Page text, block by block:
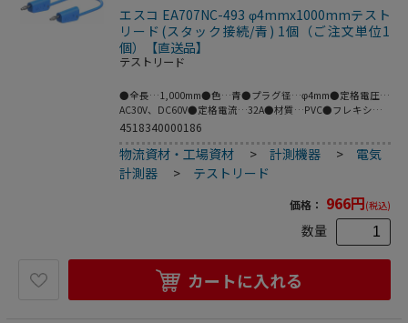
エスコ EA707NC-493 φ4mmx1000mmテスト
リード(スタック接続/青) 1個（ご注文単位1
個）【直送品】
テストリード
●全長…1,000mm●色…青●プラグ径…φ4mm●定格電圧…
AC30V、DC60V●定格電流…32A●材質…PVC●フレキシブ
ルなケーブルの両端にスタック接続可能なφ4mmの
の両方がMULTILAMの場合は接続できません。●MULTILAM
付（ばね形状の多面接触子付）●梱包サイ
ズ:135×125×19●梱包重量54g
4518340000186
物流資材・工場資材 >計測機器 > 電気
計測器
> テストリード
価格： 966円(税込)
数量
カートに入れる